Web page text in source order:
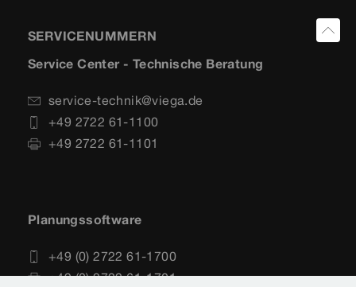
SERVICENUMMERN
Service Center - Technische Beratung
service-technik@viega.de
+49 2722 61-1100
+49 2722 61-1101
Planungssoftware
+49 (0) 2722 61-1700
+49 (0) 2722 61-1701